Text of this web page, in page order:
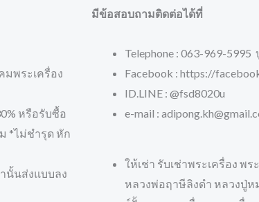
พระเครื่อง
หรือรับซื้อ
*ไม่ชำรุด หัก
นั้นส่งแบบลง
มีข้อสอบถามติดต่อได้ที่
Telephone : 063-969-5995
Facebook : https://
ID.LINE : @fsd8020u
e-mail :
ให้เช่า รับเช่าพระเครื่อง
หลวงพ่อฤาษีลิงดำ หลวงปู่